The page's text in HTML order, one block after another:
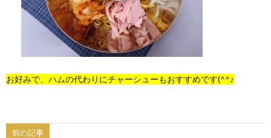
お好みで、ハムの代わりにチャーシューもおすすめです(^^♪
前の記事